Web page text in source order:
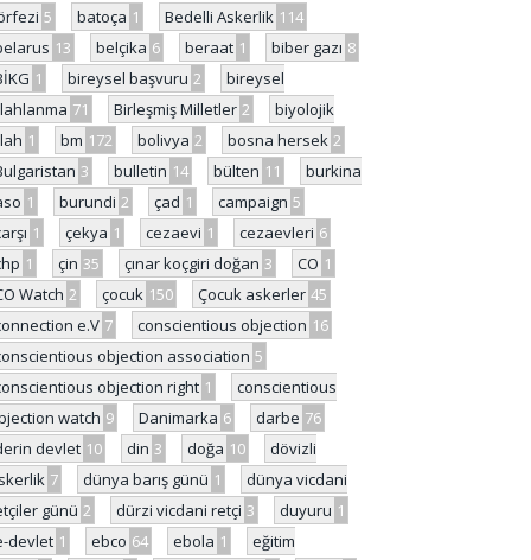
5 batoça 1 Bedelli Askerlik 114
13 belçika 6 beraat 1 biber gazı 8
1 bireysel başvuru 2
bireysel
71 Birleşmiş Milletler 2
biyolojik
1 bm 172 bolivya 2 bosna hersek 2
3 bulletin 14 bülten 11
burkina
1 burundi 2 çad 1 campaign 5
1 çekya 1 cezaevi 1 cezaevleri 6
1 çin 35 çınar koçgiri doğan 3 CO 1
Watch 2 çocuk 150 Çocuk askerler 45
e.V 7 conscientious objection 16
objection association 5
objection right 1
conscientious
watch 9 Danimarka 6 darbe 76
devlet 10 din 3 doğa 10
dövizli
7 dünya barış günü 1
dünya vicdani
günü 2 dürzi vicdani retçi 3 duyuru 1
devlet 1 ebco 64 ebola 1
eğitim